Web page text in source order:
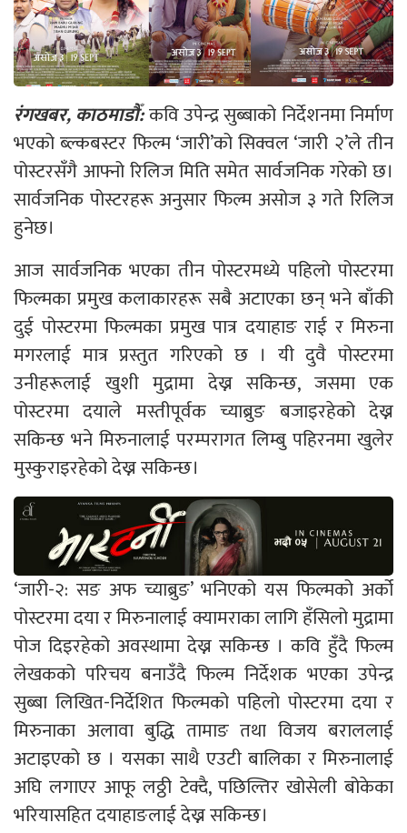
रंगखबर, काठमाडौँ:कवि उपेन्द्र सुब्बाको निर्देशनमा निर्माण
भएको ब्ल्कबस्टर फिल्म ‘जारी’को सिक्वल ‘जारी २’ले तीन
पोस्टरसँगै आफ्नो रिलिज मिति समेत सार्वजनिक गरेको छ।
सार्वजनिक पोस्टरहरू अनुसार फिल्म असोज ३ गते रिलिज
हुनेछ।
आज सार्वजनिक भएका तीन पोस्टरमध्ये पहिलो पोस्टरमा
फिल्मका प्रमुख कलाकारहरू सबै अटाएका छन् भने बाँकी
दुई पोस्टरमा फिल्मका प्रमुख पात्र दयाहाङ राई र मिरुना
मगरलाई मात्र प्रस्तुत गरिएको छ । यी दुवै पोस्टरमा
उनीहरूलाई खुशी मुद्रामा देख्न सकिन्छ, जसमा एक
पोस्टरमा दयाले मस्तीपूर्वक च्याब्रुङ बजाइरहेको देख्न
सकिन्छ भने मिरुनालाई परम्परागत लिम्बु पहिरनमा खुलेर
मुस्कुराइरहेको देख्न सकिन्छ।
‘जारी-२: सङ अफ च्याब्रुङ’ भनिएको यस फिल्मको अर्को
पोस्टरमा दया र मिरुनालाई क्यामराका लागि हँसिलो मुद्रामा
पोज दिइरहेको अवस्थामा देख्न सकिन्छ । कवि हुँदै फिल्म
लेखकको परिचय बनाउँदै फिल्म निर्देशक भएका उपेन्द्र
सुब्बा लिखित-निर्देशित फिल्मको पहिलो पोस्टरमा दया र
मिरुनाका अलावा बुद्धि तामाङ तथा विजय बराललाई
अटाइएको छ । यसका साथै एउटी बालिका र मिरुनालाई
अघि लगाएर आफू लठ्ठी टेक्दै, पछिल्तिर खोसेली बोकेका
भरियासहित दयाहाङलाई देख्न सकिन्छ।